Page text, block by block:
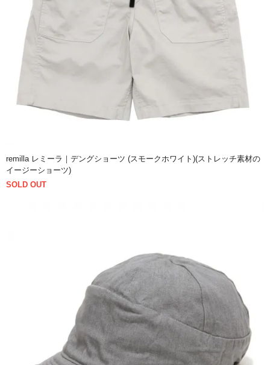
remilla レミーラ｜デングショーツ (スモークホワイト)(ストレッチ素材の
イージーショーツ)
SOLD OUT